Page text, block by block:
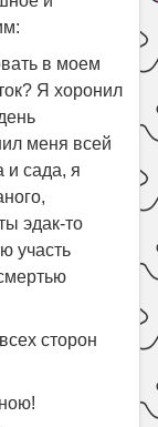
в моем
Я хоронил
меня всей
и сада, я
эдак-то
участь
сторон